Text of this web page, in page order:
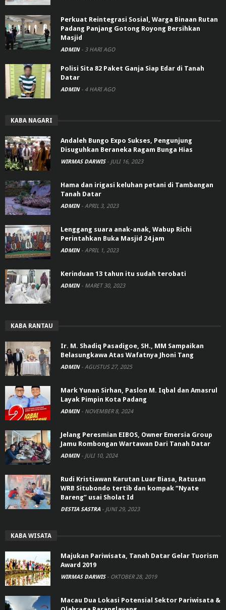
Perkuat Reintegrasi Sosial, Warga Binaan Rutan
Padang Panjang Gotong Royong Bersihkan
Masjid
ADMIN - 3 HARI AGO
Polisi Sita 82 Paket Ganja Siap Edar di Tanah
Datar
ADMIN - 4 HARI AGO
KABA NAGARI
Andaleh Bungo Expo Sukses, Pengunjung
Disuguhkan Beraneka Ragam Bunga Hias
WIRMAS DARWIS - JULI 16, 2023
Hama dan irigasi keluhan petani di Tambangan
Tanah Datar
ADMIN - APRIL 3, 2023
Lenggang suara anak-anak, Wabup Richi
Perintahkan Buka Masjid 24 jam
ADMIN - APRIL 1, 2023
Kerinduan 13 tahun itu sudah terobati
ADMIN - MARET 30, 2023
KABA RANTAU
Ir. M. Shadiq Pasadigoe, SH., MM Sampaikan
Belasungkawa Atas Wafatnya Jhoni Tang
ADMIN - AGUSTUS 27, 2025
Mark Yunan Sirhan, Paslon M. Iqbal dan Amasrul
Layak Pimpin Kota Padang
ADMIN - NOVEMBER 8, 2024
Jelang Peresmian EIBOS, Owner Emersia Group
Jamu Rombongan Wartawan Dari Tanah Datar
ADMIN - JULI 10, 2024
Rudi Kristiawan Karutan Luar Biasa, Ratusan
WRB Situbondo tertib dan kompak “Nyate
Bareng” usai Sholat Id
DESTIA SASTRA - JUNI 29, 2023
KABA WISATA
Majukan Pariwisata, Tanah Datar Gelar Tuorism
Award 2019
WIRMAS DARWIS - OKTOBER 28, 2019
Macau Dua Lokasi Potensial Sektor Pariwisata &